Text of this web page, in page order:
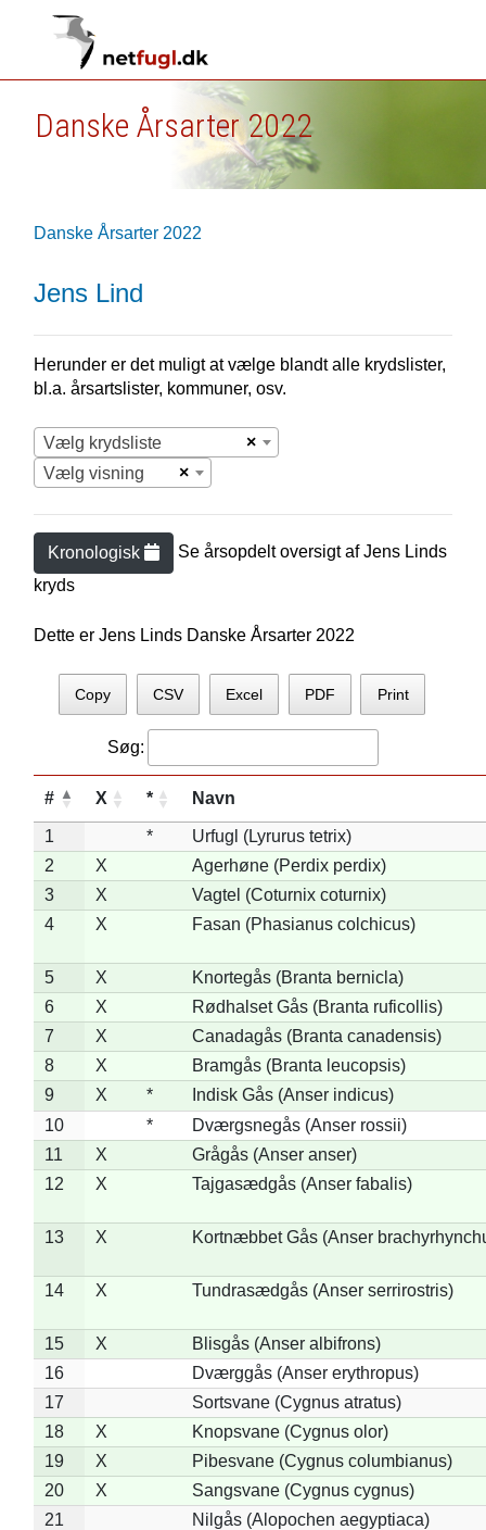
Danske Årsarter 2022
Danske Årsarter 2022
Jens Lind
Herunder er det muligt at vælge blandt alle krydslister,
bl.a. årsartslister, kommuner, osv.
×
Vælg krydsliste
×
Vælg visning
Kronologisk Se årsopdelt oversigt afJens Linds
kryds
Dette er Jens Linds Danske Årsarter 2022
Copy CSV Excel PDF Print
Søg:
# X * Navn
1 *
Urfugl (Lyrurus tetrix)
2
X
Agerhøne (Perdix perdix)
3
X
Vagtel (Coturnix coturnix)
4
X Fasan (Phasianus colchicus)
5 X
Knortegås (Branta bernicla)
6
X
Rødhalset Gås (Branta ruficollis)
7
X
Canadagås (Branta canadensis)
8
X
Bramgås (Branta leucopsis)
9
X *
Indisk Gås (Anser indicus)
10
*
Dværgsnegås (Anser rossii)
11
X
Grågås (Anser anser)
12
X Tajgasædgås (Anser fabalis)
13 X Kortnæbbet Gås (Anser
14 X Tundrasædgås (Anser serrirostris)
15 X
Blisgås (Anser albifrons)
16
Dværggås (Anser erythropus)
17
Sortsvane (Cygnus atratus)
18
X
Knopsvane (Cygnus olor)
19
X
Pibesvane (Cygnus columbianus)
20
X
Sangsvane (Cygnus cygnus)
21
Nilgås (Alopochen aegyptiaca)